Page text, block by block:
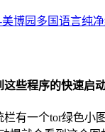
美博园多国语言纯
些程序的快速启动
有一个tor绿色小